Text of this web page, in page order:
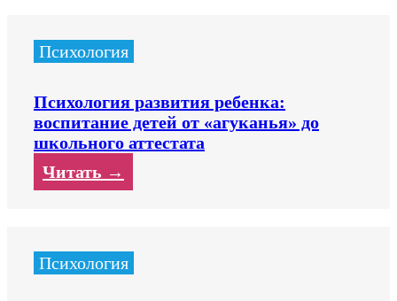
Психология
Психология развития ребенка:
воспитание детей от «агуканья» до
школьного аттестата
Читать →
Психология